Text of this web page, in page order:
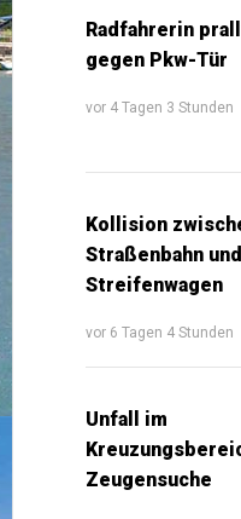
Radfahrerin
gegen Pkw-Tür
vor 4 Tagen 3 Stunden
Kollision
Straßenbahn und
Streifenwagen
vor 6 Tagen 4 Stunden
Unfall im
Zeugensuche